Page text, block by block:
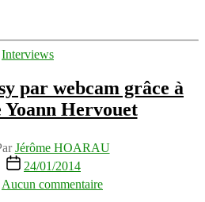
Catégories
Interviews
par webcam grâce à
Yoann Hervouet
Jérôme HOARAU
Date
l’article
24/01/2014
Aucun commentaire
Consulter